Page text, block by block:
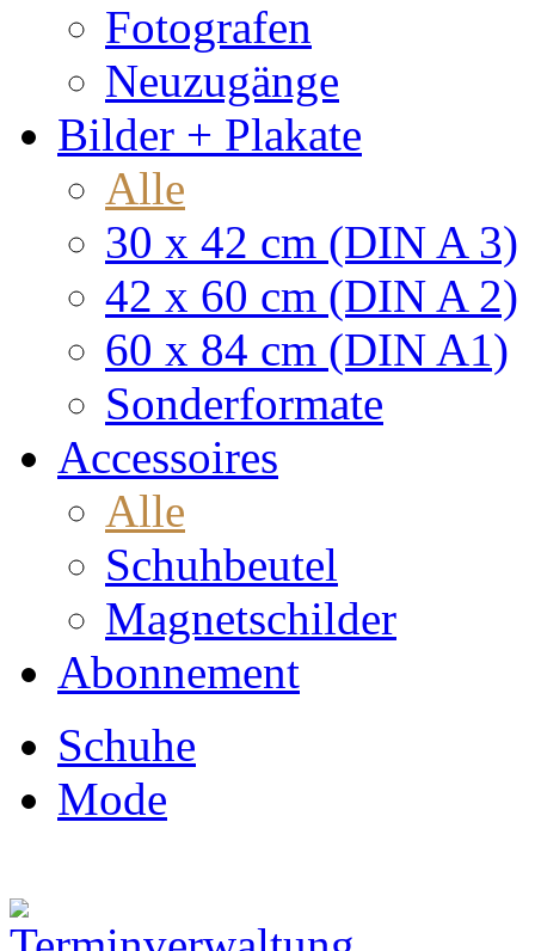
Fotografen
Neuzugänge
Bilder + Plakate
Alle
30 x 42 cm (DIN A 3)
42 x 60 cm (DIN A 2)
60 x 84 cm (DIN A1)
Sonderformate
Accessoires
Alle
Schuhbeutel
Magnetschilder
Abonnement
Schuhe
Mode